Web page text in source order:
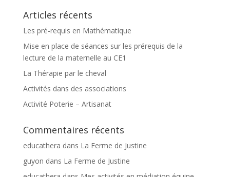
Articles récents
Les pré-requis en Mathématique
Mise en place de séances sur les prérequis de la
lecture de la maternelle au CE1
La Thérapie par le cheval
Activités dans des associations
Activité Poterie – Artisanat
Commentaires récents
educathera dans La Ferme de Justine
guyon dans La Ferme de Justine